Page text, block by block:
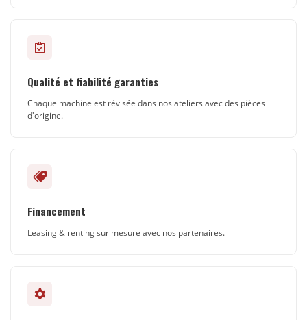
Qualité et fiabilité garanties
Chaque machine est révisée dans nos ateliers avec des pièces
d'origine.
Financement
Leasing & renting sur mesure avec nos partenaires.